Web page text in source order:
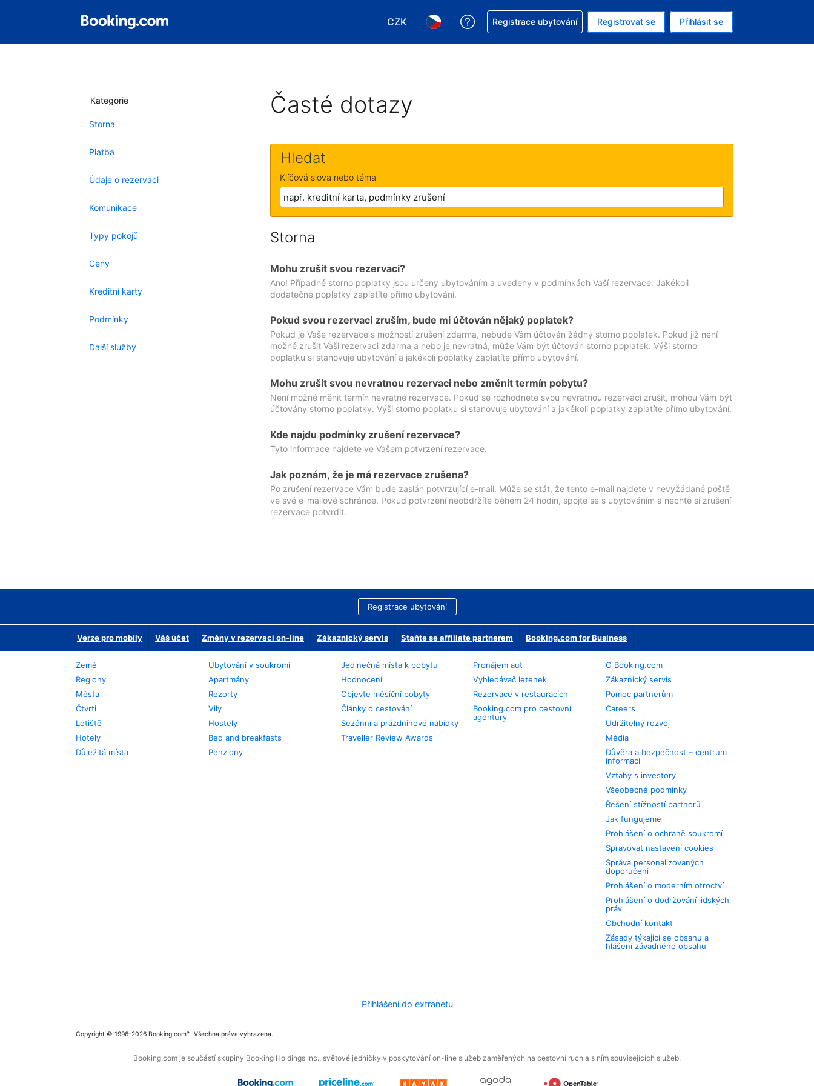
CZK
Vyberte si měnu. Aktuálně zvolená měna: Česká koruna
Vyberte si jazyk. Aktuálně zvolený jazyk: V češtině
Asistence s rezervací
Registrace ubytování Registrovat se Přihlásit se
Kategorie
Storna
Platba
Údaje o rezervaci
Komunikace
Typy pokojů
Ceny
Kreditní karty
Podmínky
Další služby
Časté dotazy
Hledat
Klíčová slova nebo téma
Storna
Mohu zrušit svou rezervaci?
Ano! Případné storno poplatky jsou určeny ubytováním a uvedeny v podmínkách Vaší rezervace. Jakékoli
dodatečné poplatky zaplatíte přímo ubytování.
Pokud svou rezervaci zruším, bude mi účtován nějaký poplatek?
Pokud je Vaše rezervace s možností zrušení zdarma, nebude Vám účtován žádný storno poplatek. Pokud již není
možné zrušit Vaši rezervaci zdarma a nebo je nevratná, může Vám být účtován storno poplatek. Výši storno
poplatku si stanovuje ubytování a jakékoli poplatky zaplatíte přímo ubytování.
Mohu zrušit svou nevratnou rezervaci nebo změnit termín pobytu?
Není možné měnit termín nevratné rezervace. Pokud se rozhodnete svou nevratnou rezervaci zrušit, mohou Vám být
účtovány storno poplatky. Výši storno poplatku si stanovuje ubytování a jakékoli poplatky zaplatíte přímo ubytování.
Kde najdu podmínky zrušení rezervace?
Tyto informace najdete ve Vašem potvrzení rezervace.
Jak poznám, že je má rezervace zrušena?
Po zrušení rezervace Vám bude zaslán potvrzující e-mail. Může se stát, že tento e-mail najdete v nevyžádané poště
ve své e-mailové schránce. Pokud potvrzení neobdržíte během 24 hodin, spojte se s ubytováním a nechte si zrušení
rezervace potvrdit.
Registrace ubytování
Verze pro mobily Váš účet Změny v rezervaci on-line Zákaznický servis Staňte se affiliate partnerem Booking.com for Business
Země
Regiony
Města
Čtvrti
Letiště
Hotely
Důležitá místa
Ubytování v soukromí
Apartmány
Rezorty
Vily
Hostely
Bed and breakfasts
Penziony
Jedinečná místa k pobytu
Hodnocení
Objevte měsíční pobyty
Články o cestování
Sezónní a prázdninové nabídky
Traveller Review Awards
Pronájem aut
Vyhledávač letenek
Rezervace v restauracích
Booking.com pro cestovní
agentury
O Booking.com
Zákaznický servis
Pomoc partnerům
Careers
Udržitelný rozvoj
Média
Důvěra a bezpečnost – centrum
informací
Vztahy s investory
Všeobecné podmínky
Řešení stížností partnerů
Jak fungujeme
Prohlášení o ochraně soukromí
Spravovat nastavení cookies
Správa personalizovaných
doporučení
Prohlášení o moderním otroctví
Prohlášení o dodržování lidských
práv
Obchodní kontakt
Zásady týkající se obsahu a
hlášení závadného obsahu
Přihlášení do extranetu
Copyright © 1996–2026 Booking.com™. Všechna práva vyhrazena.
Booking.com je součástí skupiny Booking Holdings Inc., světové jedničky v poskytování on-line služeb zaměřených na cestovní ruch a s ním souvisejících služeb.